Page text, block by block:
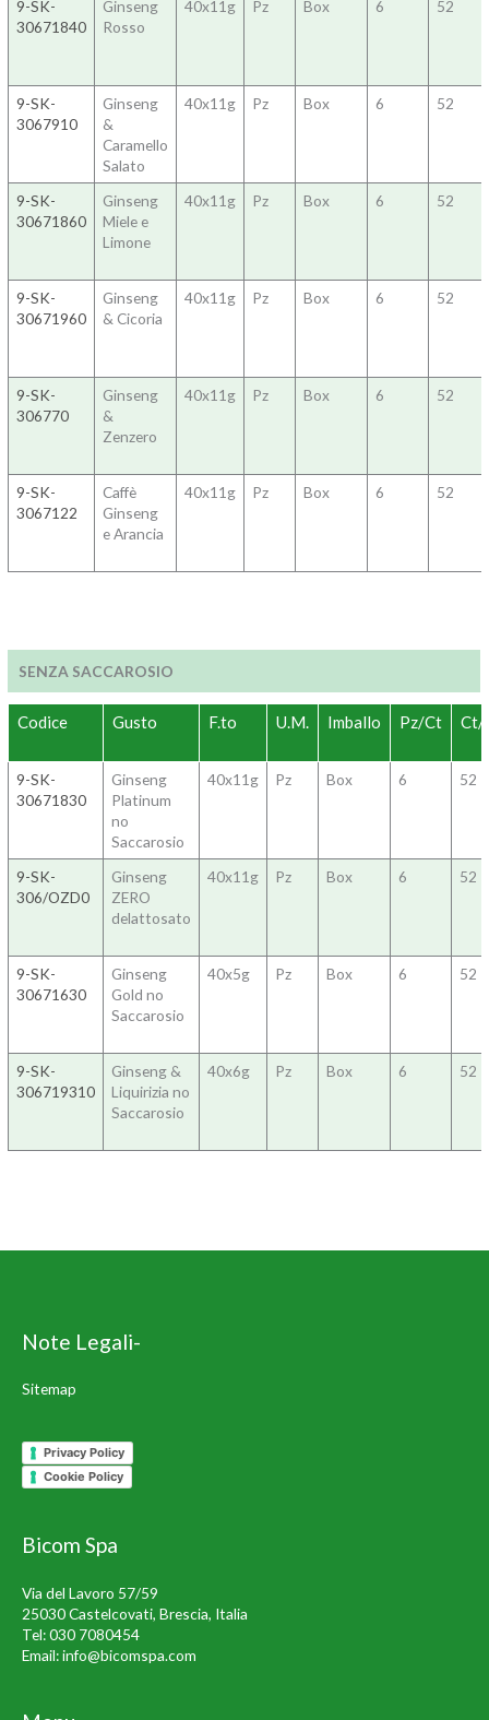
9-SK-
30671840
Ginseng
Rosso
40x11g Pz Box 6 52
9-SK-
3067910
Ginseng
&
Caramello
Salato
40x11g Pz Box 6 52
9-SK-
30671860
Ginseng
Miele e
Limone
40x11g Pz Box 6 52
9-SK-
30671960
Ginseng
& Cicoria
40x11g Pz Box 6 52
9-SK-
306770
Ginseng
&
Zenzero
40x11g Pz Box 6 52
9-SK-
3067122
Caffè
Ginseng
e Arancia
40x11g Pz Box 6 52
SENZA SACCAROSIO
Codice Gusto F.to U.M. Imballo Pz/Ct Ct/
9-SK-
30671830
Ginseng
Platinum
no
Saccarosio
40x11g Pz Box 6 52
9-SK-
306/OZD0
Ginseng
ZERO
delattosato
40x11g Pz Box 6 52
9-SK-
30671630
Ginseng
Gold no
Saccarosio
40x5g Pz Box 6 52
9-SK-
306719310
Ginseng &
Liquirizia no
Saccarosio
40x6g Pz Box 6 52
Note Legali-
Sitemap
Privacy Policy
Cookie Policy
Bicom Spa
Via del Lavoro 57/59
25030 Castelcovati, Brescia, Italia
Tel:030 7080454
Email:info@bicomspa.com